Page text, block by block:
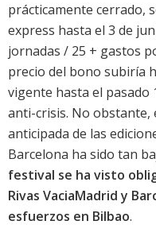
prácticamente cerrado,
express hasta el 3 de
jornadas / 25 + gastos
precio del bono subiría
vigente hasta el pasado
anti-crisis. No obstante,
anticipada de las
Barcelona ha sido tan
festival se ha visto
Rivas VaciaMadrid y
esfuerzos en Bilbao.